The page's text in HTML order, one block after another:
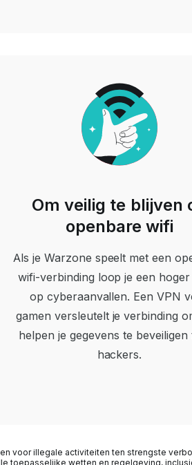
Om veilig te blijven
openbare wifi
Als je Warzone speelt met een
wifi-verbinding loop je een
op cyberaanvallen. Een VPN
gamen versleutelt je verbinding
helpen je gegevens te beveiligen
hackers.
voor illegale activiteiten ten strengste
toepasselijke wetten en regelgeving,